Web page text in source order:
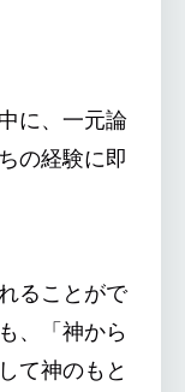
に、一元論
の経験に即
ることがで
、「神から
て神のもと